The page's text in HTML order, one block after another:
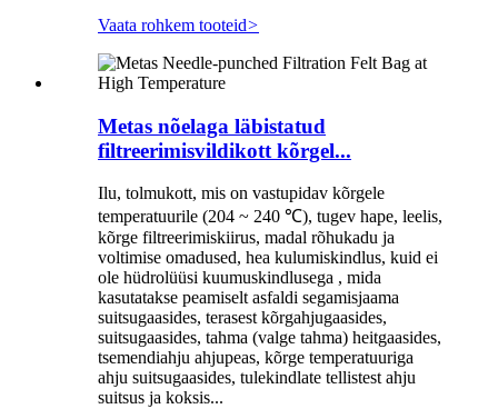
Vaata rohkem tooteid>
Metas nõelaga läbistatud
filtreerimisvildikott kõrgel...
Ilu, tolmukott, mis on vastupidav kõrgele
temperatuurile (204 ~ 240 ℃), tugev hape, leelis,
kõrge filtreerimiskiirus, madal rõhukadu ja
voltimise omadused, hea kulumiskindlus, kuid ei
ole hüdrolüüsi kuumuskindlusega , mida
kasutatakse peamiselt asfaldi segamisjaama
suitsugaasides, terasest kõrgahjugaasides,
suitsugaasides, tahma (valge tahma) heitgaasides,
tsemendiahju ahjupeas, kõrge temperatuuriga
ahju suitsugaasides, tulekindlate tellistest ahju
suitsus ja koksis...